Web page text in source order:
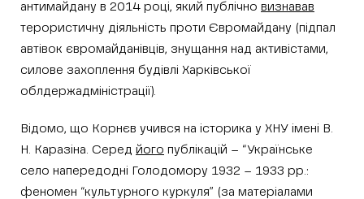
антимайдану в 2014 році, який публічно визнавав
терористичну діяльність проти Євромайдану (підпал
автівок євромайданівців, знущання над активістами,
силове захоплення будівлі Харківської
облдержадміністрації).
Відомо, що Корнєв учився на історика у ХНУ імені В.
Н. Каразіна. Серед його публікацій – “Українське
село напередодні Голодомору 1932 – 1933 рр.:
феномен “культурного куркуля” (за матеріалами